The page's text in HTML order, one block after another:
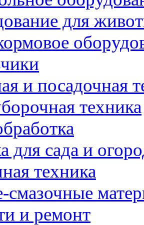
для
и посадочная
техника
для сада и
техника
смазочные
и ремонт